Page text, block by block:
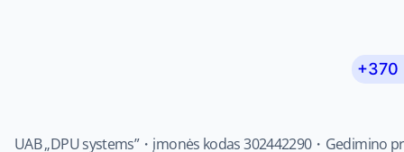
+370
UAB „DPU systems”・įmonės kodas 302442290・Gedimino